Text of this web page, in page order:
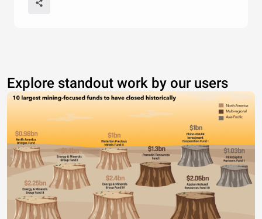
Explore standout work by our users